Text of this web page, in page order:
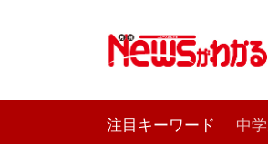
注目キーワード 中